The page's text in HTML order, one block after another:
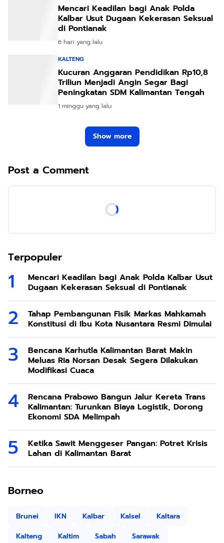
Mencari Keadilan bagi Anak Polda
Kalbar Usut Dugaan Kekerasan Seksual
di Pontianak
6 hari yang lalu
KALTENG
Kucuran Anggaran Pendidikan Rp10,8
Triliun Menjadi Angin Segar Bagi
Peningkatan SDM Kalimantan Tengah
1 minggu yang lalu
Show more
Post a Comment
Terpopuler
Mencari Keadilan bagi Anak Polda Kalbar Usut
Dugaan Kekerasan Seksual di Pontianak
Tahap Pembangunan Fisik Markas Mahkamah
Konstitusi di Ibu Kota Nusantara Resmi Dimulai
Bencana Karhutla Kalimantan Barat Makin
Meluas Ria Norsan Desak Segera Dilakukan
Modifikasi Cuaca
Rencana Prabowo Bangun Jalur Kereta Trans
Kalimantan: Turunkan Biaya Logistik, Dorong
Ekonomi SDA Melimpah
Ketika Sawit Menggeser Pangan: Potret Krisis
Lahan di Kalimantan Barat
Borneo
Brunei IKN Kalbar Kalsel
Kaltara
Kalteng
Kaltim Sabah Sarawak